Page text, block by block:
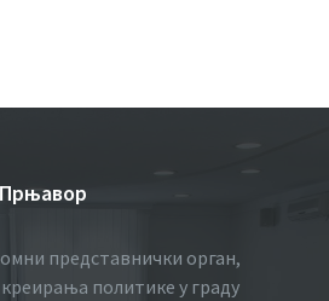
представнички орган,
политике у граду